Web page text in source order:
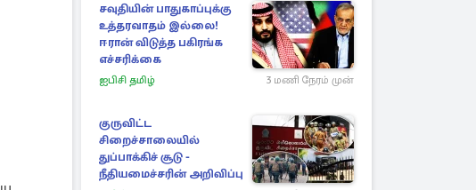
சவுதியின் பாதுகாப்புக்கு
உத்தரவாதம் இல்லை!
ஈரான் விடுத்த பகிரங்க
எச்சரிக்கை
ஐபிசி தமிழ் 3 மணி நேரம் முன்
குருவிட்ட
சிறைச்சாலையில்
துப்பாக்கிச் சூடு -
நீதியமைச்சரின் அறிவிப்பு